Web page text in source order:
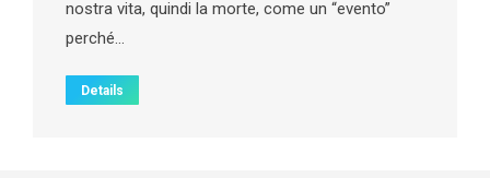
nostra vita, quindi la morte, come un “evento”
perché…
Details